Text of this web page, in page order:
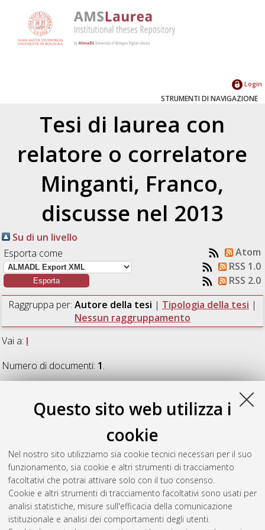
Questo sito web utilizza i
cookie
Nel nostro sito utilizziamo sia cookie tecnici necessari per il suo
funzionamento, sia cookie e altri strumenti di tracciamento
facoltativi che potrai attivare solo con il tuo consenso.
Cookie e altri strumenti di tracciamento facoltativi sono usati per
analisi statistiche, misure sull'efficacia della comunicazione
istituzionale e analisi dei comportamenti degli utenti.
Login
STRUMENTI DI NAVIGAZIONE
Tesi di laurea con
relatore o correlatore
Minganti, Franco,
discusse nel 2013
Su di un livello
Esporta come
Atom
RSS 1.0
RSS 2.0
Raggruppa per: Autore della tesi | Tipologia della tesi |
Nessun raggruppamento
Vai a: I
Numero di documenti: 1.
Alla ricerca dell'autenticità. Kathy
Università di Bologna, Corso di Studio inLetterature moderne,
comparate e postcoloniali [LM-DM270], Documento ad
accesso riservato.
Questa lista e' stata generata ilThu Aug 6 07:57:42 2026